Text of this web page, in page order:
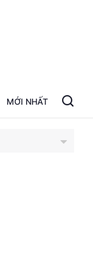
MỚI NHẤT